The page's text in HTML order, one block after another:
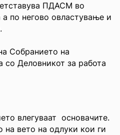
ПДАСМ во
по негово овластување и
Собранието на
со Деловникот за работа
влегуваат основачите.
на вето на одлуки кои ги